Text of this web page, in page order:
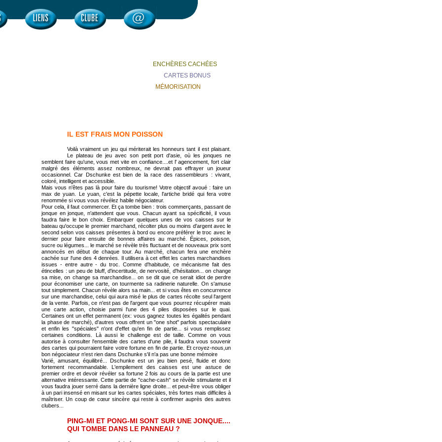
IL EST FRAIS MON POISSON
Voilà vraiment un jeu qui mériterait les honneurs tant il est plaisant.
Le plateau de jeu avec son petit port d'asie, où les jonques ne
semblent faire qu'une, vous met vite en confiance....et l' agencement, fort clair
malgré des éléments assez nombreux, ne devrait pas effrayer un joueur
occasionnel. Car Dschunke est bien de la race des rassembleurs : vivant,
coloré, intelligent et accessible.
Mais vous n'êtes pas là pour faire du tourisme! Votre objectif avoué : faire un
max de yuan. Le yuan, c'est la pépette locale, l'artiche bridé qui fera votre
renommée si vous vous révélez habile négociateur.
Pour cela, il faut commercer. Et ça tombe bien : trois commerçants, passant de
jonque en jonque, n'attendent que vous. Chacun ayant sa spécificité, il vous
faudra faire le bon choix. Embarquer quelques unes de vos caisses sur le
bateau qu'occupe le premier marchand, récolter plus ou moins d'argent avec le
second selon vos caisses présentes à bord ou encore préférer le troc avec le
dernier pour faire ensuite de bonnes affaires au marché. Épices, poisson,
sucre ou légumes... le marché se révèle très fluctuant et de nouveaux prix sont
annoncés en début de chaque tour. Au marché, chacun fera une enchère
cachée sur l'une des 4 denrées. Il utilisera à cet effet les cartes marchandises
issues - entre autre - du troc. Comme d'habitude, ce mécanisme fait des
étincelles : un peu de bluff, d'incertitude, de nervosité, d'hésitation... on change
sa mise, on change sa marchandise... on se dit que ce serait idiot de perdre
pour économiser une carte, on tourmente sa radinerie naturelle. On s'amuse
tout simplement. Chacun révèle alors sa main... et si vous êtes en concurrence
sur une marchandise, celui qui aura misé le plus de cartes récolte seul l'argent
de la vente. Parfois, ce n'est pas de l'argent que vous pourrez récupérer mais
une carte action, choisie parmi l'une des 4 piles disposées sur le quai.
Certaines ont un effet permanent (ex: vous gagnez toutes les égalités pendant
la phase de marché), d'autres vous offrent un "one shot" parfois spectaculaire
et enfin les "spéciales" n'ont d'effet qu'en fin de partie... si vous remplissez
certaines conditions. Là aussi le challenge est de taille. Comme on vous
autorise à consulter l'ensemble des cartes d'une pile, il faudra vous souvenir
des cartes qui pourraient faire votre fortune en fin de partie. Et croyez-nous,un
bon négociateur n'est rien dans Dschunke s'il n'a pas une bonne mémoire
Varié, amusant, équilibré... Dschunke est un jeu bien pesé, fluide et donc
fortement recommandable. L'empilement des caisses est une astuce de
premier ordre et devoir révéler sa fortune 2 fois au cours de la partie est une
alternative intéressante. Cette partie de "cache-cash" se révèle stimulante et il
vous faudra jouer serré dans la dernière ligne droite... et peut-être vous obliger
à un pari insensé en misant sur les cartes spéciales, très fortes mais difficiles à
maîtriser. Un coup de cœur sincère qui reste à confirmer auprès des autres
clubers...
PING-MI ET PONG-MI SONT SUR UNE JONQUE....
QUI TOMBE DANS LE PANNEAU ?
ENCHÈRES CACHÉES
CARTES BONUS
MÉMORISATION